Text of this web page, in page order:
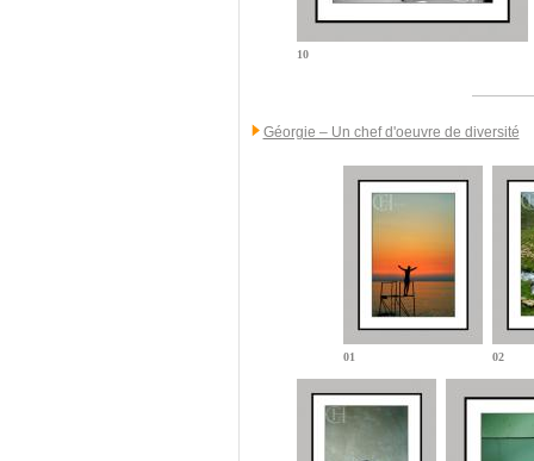
10
Géorgie – Un chef d'oeuvre de diversité
01 02